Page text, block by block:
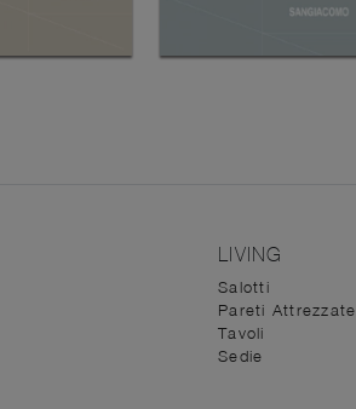
LIVING
Salotti
Pareti Attrezzate
Tavoli
Sedie